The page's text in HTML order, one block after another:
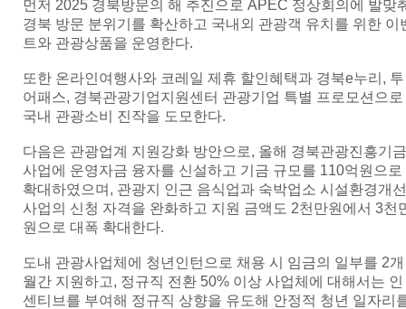
먼저 2025 경북방문의 해 추진으로 APEC 정상회의에 발맞
경북 방문 분위기를 확산하고 국내외 관광객 유치를 위한 이
트와 관광상품을 운영한다.
또한 온라인여행사와 코레일 제휴 할인혜택과 경북e누리, 투
어패스, 경북관광기업지원센터 관광기업 특별 프로모션으로
국내 관광소비 진작을 도모한다.
다음은 관광업계 지원강화 방안으로, 올해 경북관광진흥기금
사업에 운영자금 융자를 신설하고 기금 규모를 110억원으로
확대하였으며, 관광지 인근 음식업과 숙박업소 시설환경개선
사업의 신청 자격을 완화하고 지원 금액도 2천만원에서 3천
원으로 대폭 확대한다.
도내 관광사업체에 청년인턴으로 채용 시 임금의 일부를 2개
월간 지원하고, 정규직 전환 50% 이상 사업체에 대해서는 인
센티브를 부여해 정규직 상향을 유도해 안정적 청년 일자리